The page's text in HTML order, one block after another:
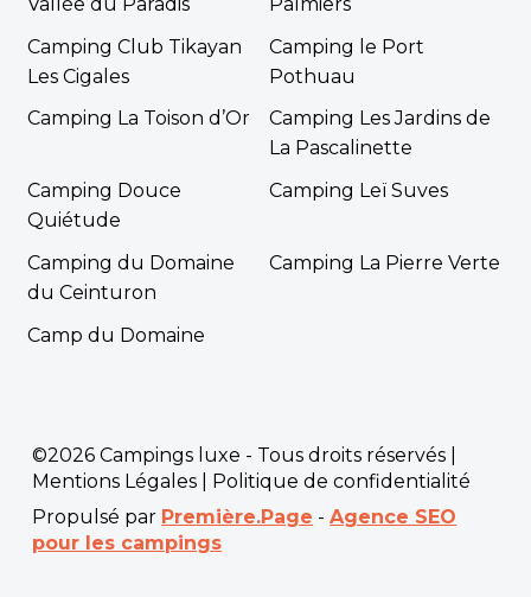
Camping Club Tikayan
Les Cigales
Camping le Port
Pothuau
Camping La Toison d’Or
Camping Les Jardins de
La Pascalinette
Camping Douce
Quiétude
Camping Leï Suves
Camping du Domaine
du Ceinturon
Camping La Pierre Verte
Camp du Domaine
©2026 Campings luxe - Tous droits réservés |
Mentions Légales
Politique de confidentialité
Propulsé par Première.Page -Agence SEO
pour les campings